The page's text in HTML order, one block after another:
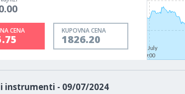
CENA KUPOVNA CENA
1826.20
22 July
0:00
instrumenti - 09/07/2024